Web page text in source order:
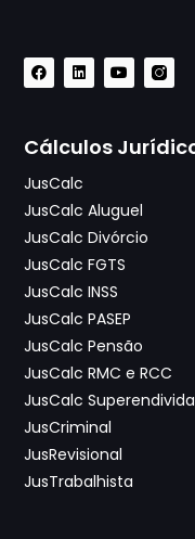
Cálculos
JusCalc
JusCalc Aluguel
JusCalc Divórcio
JusCalc FGTS
JusCalc INSS
JusCalc PASEP
JusCalc Pensão
JusCalc RMC e RCC
JusCalc
JusCriminal
JusRevisional
JusTrabalhista